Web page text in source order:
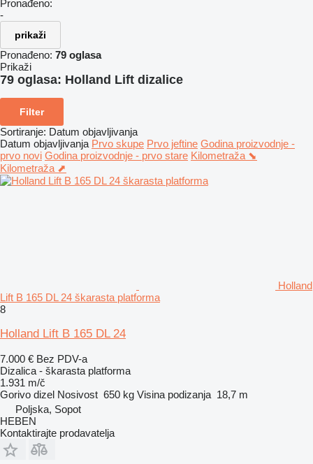
Pronađeno:
-
prikaži
Pronađeno: 79 oglasa
Prikaži
79 oglasa: Holland Lift dizalice
Filter
Sortiranje: Datum objavljivanja
Datum objavljivanja Prvo skupe Prvo jeftine Godina proizvodnje -
prvo novi Godina proizvodnje - prvo stare Kilometraža ⬊
Kilometraža ⬈
Holland
Lift B 165 DL 24 škarasta platforma
8
Holland Lift B 165 DL 24
7.000 € Bez PDV-a
Dizalica - škarasta platforma
1.931 m/č
Gorivo dizel Nosivost 650 kg Visina podizanja 18,7 m
Poljska, Sopot
HEBEN
Kontaktirajte prodavatelja